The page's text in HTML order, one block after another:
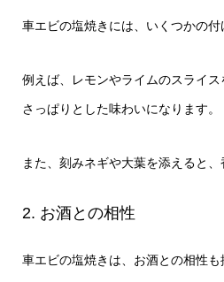
車エビの塩焼きには、いくつかの付
例えば、レモンやライムのスライ
さっぱりとした味わいになります。
また、刻みネギや大葉を添えると、
2. お酒との相性
車エビの塩焼きは、お酒との相性も